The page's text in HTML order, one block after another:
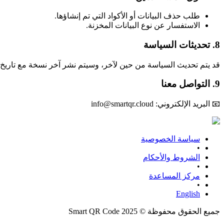
طلب حذف البيانات أو الأكواد التي تم إنشاؤها.
الاستفسار عن نوع البيانات المخزنة.
8. تحديثات السياسة
قد يتم تحديث السياسة من حين لآخر، وسيتم نشر آخر نسخة مع تاريخ
9. التواصل معنا
📧 البريد الإلكتروني: info@smartqr.cloud
سياسة الخصوصية
•
الشروط والأحكام
•
مركز المساعدة
•
English
جميع الحقوق محفوظة © 2025 Smart QR Code